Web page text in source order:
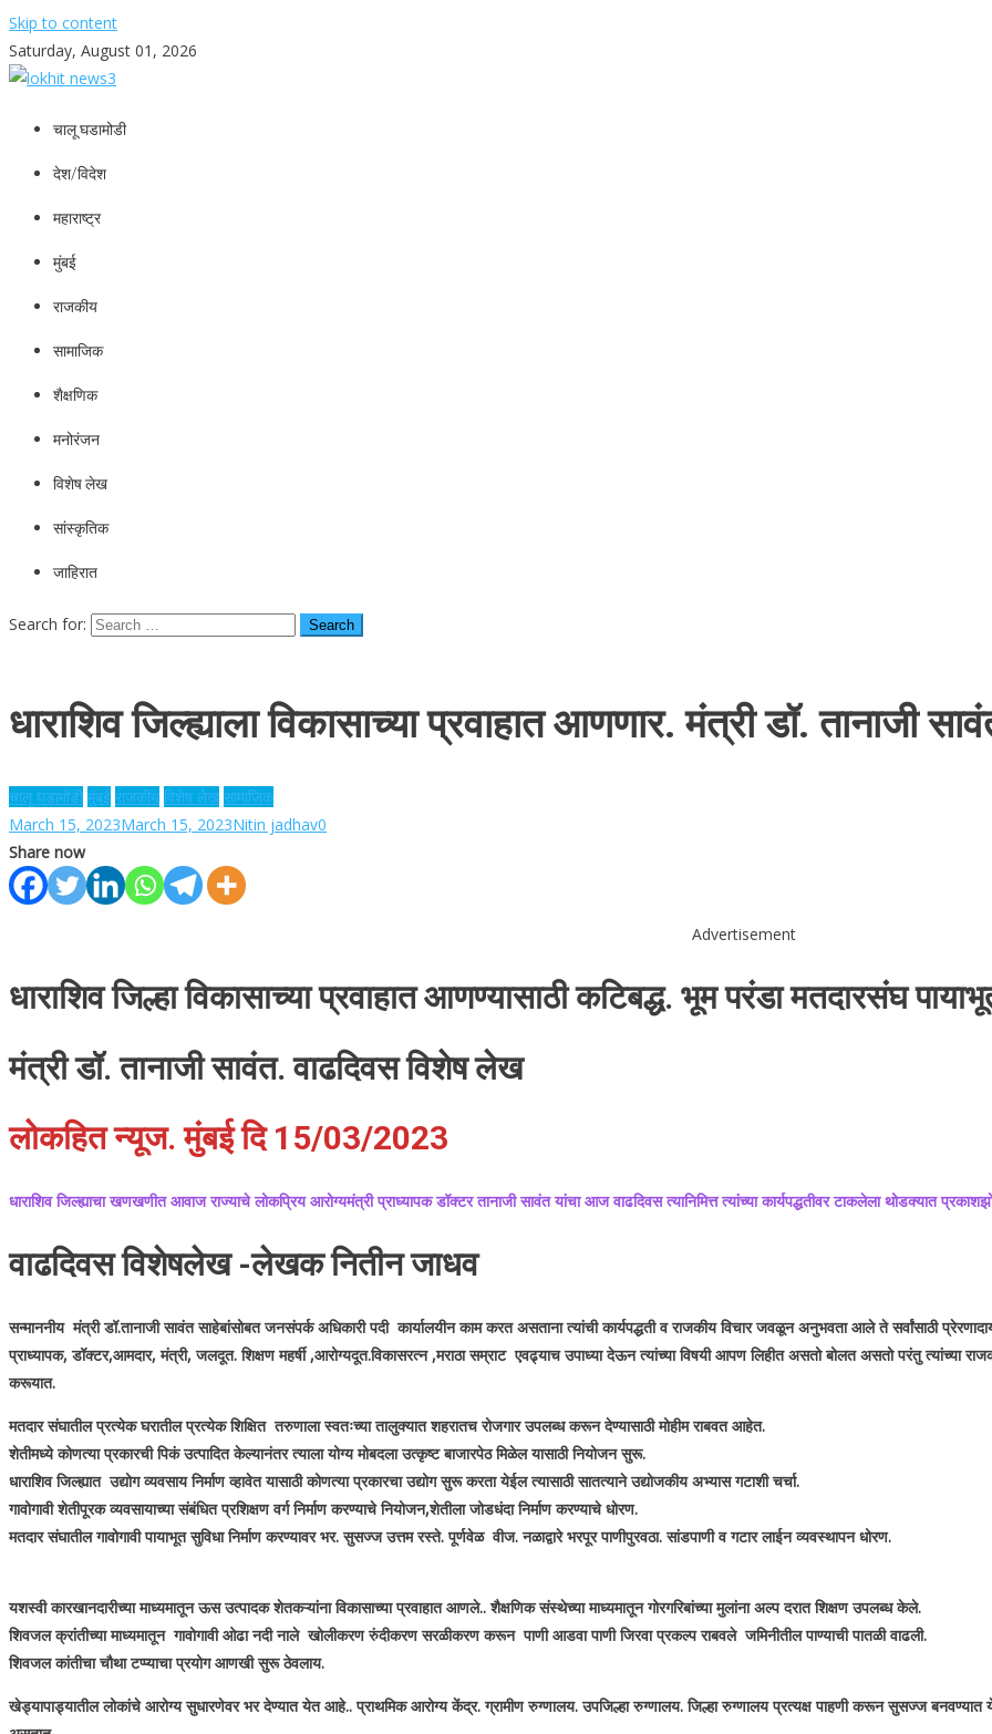
Skip to content
Saturday, August 01, 2026
lokhit news3
lokhit news 3
चालू घडामोडी
देश/विदेश
महाराष्ट्र
मुंबई
राजकीय
सामाजिक
शैक्षणिक
मनोरंजन
विशेष लेख
सांस्कृतिक
जाहिरात
Search for:
धाराशिव जिल्ह्याला विकासाच्या प्रवाहात आणणार. मंत्री डॉ. तानाजी
चालू घडामोडी मुंबई राजकीय विशेष लेख सामाजिक
March 15, 2023March 15, 2023Nitin jadhav0
Share now
Advertisement
धाराशिव जिल्हा विकासाच्या प्रवाहात आणण्यासाठी कटिबद्ध. भूम परंडा मतदारसंघ
मंत्री डॉ. तानाजी सावंत. वाढदिवस विशेष लेख
लोकहित न्यूज. मुंबई दि 15/03/2023
धाराशिव जिल्ह्याचा खणखणीत आवाज राज्याचे लोकप्रिय आरोग्यमंत्री प्राध्यापक डॉक्टर तानाजी सावंत यांचा आज वाढदिवस त्यानिमित्त त्यांच्या कार्यपद्धतीवर टाकलेला थोडक्यात
वाढदिवस विशेषलेख -लेखक नितीन जाधव
सन्माननीय मंत्री डॉ.तानाजी सावंत साहेबांसोबत जनसंपर्क अधिकारी पदी कार्यालयीन काम करत असताना त्यांची कार्यपद्धती व राजकीय विचार जवळून अनुभवता आले ते सर्वांसाठी
प्राध्यापक, डॉक्टर,आमदार, मंत्री, जलदूत. शिक्षण महर्षी ,आरोग्यदूत.विकासरत्न ,मराठा सम्राट एवढ्याच उपाध्या देऊन त्यांच्या विषयी आपण लिहीत असतो बोलत असतो परंतु त्यांच्या
करूयात.
मतदार संघातील प्रत्येक घरातील प्रत्येक शिक्षित तरुणाला स्वतःच्या तालुक्यात शहरातच रोजगार उपलब्ध करून देण्यासाठी मोहीम राबवत आहेत.
शेतीमध्ये कोणत्या प्रकारची पिकं उत्पादित केल्यानंतर त्याला योग्य मोबदला उत्कृष्ट बाजारपेठ मिळेल यासाठी नियोजन सुरू.
धाराशिव जिल्ह्यात उद्योग व्यवसाय निर्माण व्हावेत यासाठी कोणत्या प्रकारचा उद्योग सुरू करता येईल त्यासाठी सातत्याने उद्योजकीय अभ्यास गटाशी चर्चा.
गावोगावी शेतीपूरक व्यवसायाच्या संबंधित प्रशिक्षण वर्ग निर्माण करण्याचे नियोजन,शेतीला जोडधंदा निर्माण करण्याचे धोरण.
मतदार संघातील गावोगावी पायाभूत सुविधा निर्माण करण्यावर भर. सुसज्ज उत्तम रस्ते. पूर्णवेळ वीज. नळाद्वारे भरपूर पाणीपुरवठा. सांडपाणी व गटार लाईन व्यवस्थापन धोरण.
यशस्वी कारखानदारीच्या माध्यमातून ऊस उत्पादक शेतकऱ्यांना विकासाच्या प्रवाहात आणले.. शैक्षणिक संस्थेच्या माध्यमातून गोरगरिबांच्या मुलांना अल्प दरात शिक्षण उपलब्ध केले.
शिवजल क्रांतीच्या माध्यमातून गावोगावी ओढा नदी नाले खोलीकरण रुंदीकरण सरळीकरण करून पाणी आडवा पाणी जिरवा प्रकल्प राबवले जमिनीतील पाण्याची पातळी वाढली.
शिवजल कांतीचा चौथा टप्प्याचा प्रयोग आणखी सुरू ठेवलाय.
खेड्यापाड्यातील लोकांचे आरोग्य सुधारणेवर भर देण्यात येत आहे.. प्राथमिक आरोग्य केंद्र. ग्रामीण रुग्णालय. उपजिल्हा रुग्णालय. जिल्हा रुग्णालय प्रत्यक्ष पाहणी करून सुसज्ज बनवण्यात